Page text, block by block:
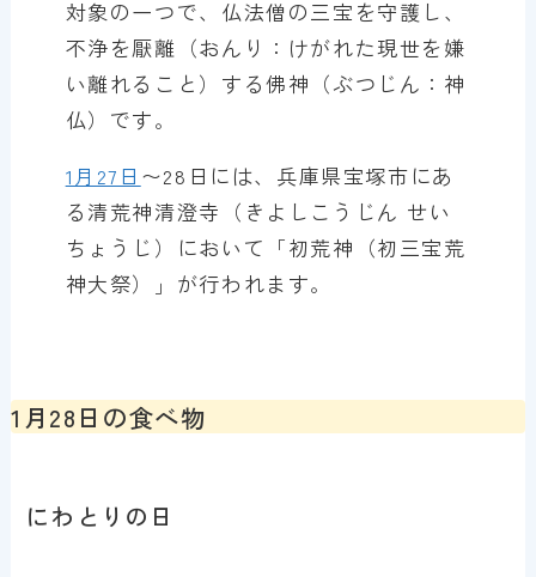
対象の一つで、仏法僧の三宝を守護し、
不浄を厭離（おんり：けがれた現世を嫌
い離れること）する佛神（ぶつじん：神
仏）です。
1月27日 〜28日には、兵庫県宝塚市にあ
る清荒神清澄寺（きよしこうじん せい
ちょうじ）において「初荒神（初三宝荒
神大祭）」が行われます。
1月28日の食べ物
にわとりの日